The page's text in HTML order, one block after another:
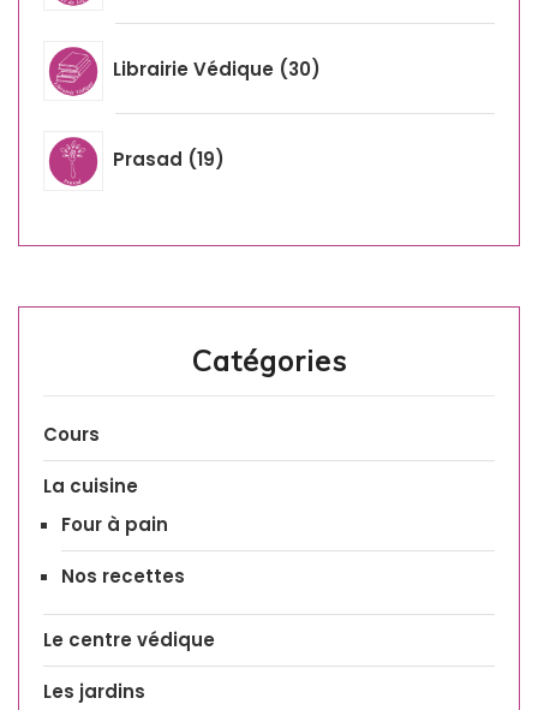
Librairie Védique 30
Prasad 19
Catégories
Cours
La cuisine
Four à pain
Nos recettes
Le centre védique
Les jardins